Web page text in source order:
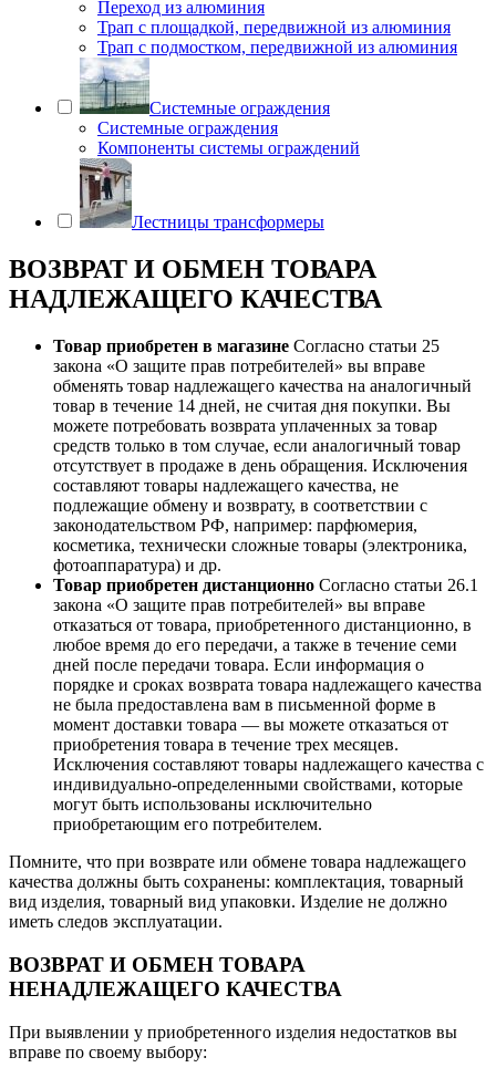
Переход из алюминия
Трап с площадкой, передвижной из алюминия
Трап с подмостком, передвижной из алюминия
Системные ограждения
Системные ограждения
Компоненты системы ограждений
Лестницы трансформеры
ВОЗВРАТ И ОБМЕН ТОВАРА
НАДЛЕЖАЩЕГО КАЧЕСТВА
Товар приобретен в магазине Согласно статьи 25
закона «О защите прав потребителей» вы вправе
обменять товар надлежащего качества на аналогичный
товар в течение 14 дней, не считая дня покупки. Вы
можете потребовать возврата уплаченных за товар
средств только в том случае, если аналогичный товар
отсутствует в продаже в день обращения. Исключения
составляют товары надлежащего качества, не
подлежащие обмену и возврату, в соответствии с
законодательством РФ, например: парфюмерия,
косметика, технически сложные товары (электроника,
фотоаппаратура) и др.
Товар приобретен дистанционно Согласно статьи 26.1
закона «О защите прав потребителей» вы вправе
отказаться от товара, приобретенного дистанционно, в
любое время до его передачи, а также в течение семи
дней после передачи товара. Если информация о
порядке и сроках возврата товара надлежащего качества
не была предоставлена вам в письменной форме в
момент доставки товара — вы можете отказаться от
приобретения товара в течение трех месяцев.
Исключения составляют товары надлежащего качества с
индивидуально-определенными свойствами, которые
могут быть использованы исключительно
приобретающим его потребителем.
Помните, что при возврате или обмене товара надлежащего
качества должны быть сохранены: комплектация, товарный
вид изделия, товарный вид упаковки. Изделие не должно
иметь следов эксплуатации.
ВОЗВРАТ И ОБМЕН ТОВАРА
НЕНАДЛЕЖАЩЕГО КАЧЕСТВА
При выявлении у приобретенного изделия недостатков вы
вправе по своему выбору: